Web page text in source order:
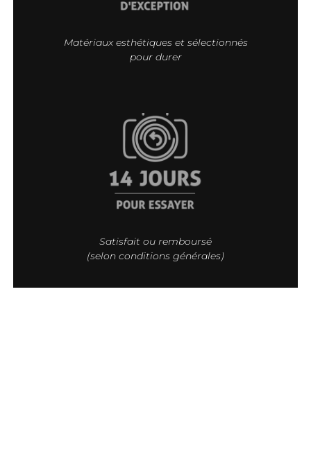
Matériaux esthétiques et sélectionnés
pour durer
Satisfait ou remboursé
(selon conditions générales)